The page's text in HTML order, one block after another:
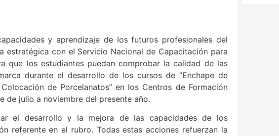
y aprendizaje de los futuros profesionales del
estratégica con el Servicio Nacional de Capacitación para
que los estudiantes puedan comprobar la calidad de las
durante el desarrollo de los cursos de “Enchape de
de Porcelanatos” en los Centros de Formación
de julio a noviembre del presente año.
el desarrollo y la mejora de las capacidades de los
referente en el rubro. Todas estas acciones refuerzan la